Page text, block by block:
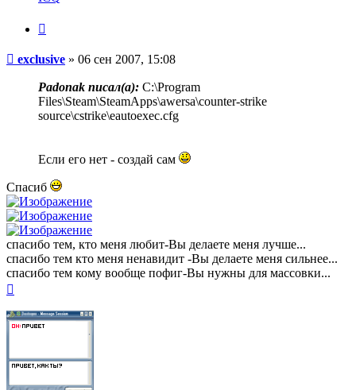
Сообщение
exclusive » 06 сен 2007, 15:08
Padonak писал(a): C:\Program
Files\Steam\SteamApps\awersa\counter-strike
source\cstrike\eautoexec.cfg
Если его нет - создай сам
Спасиб
спасибо тем, кто меня любит-Вы делаете меня лучше...
спасибо тем кто меня ненавидит -Вы делаете меня сильнее...
спасибо тем кому вообще пофиг-Вы нужны для массовки...
началу